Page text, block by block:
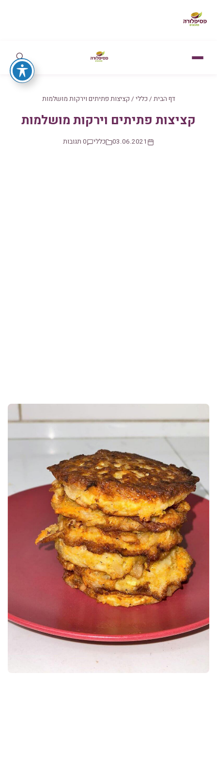
דף הבית / כללי / קציצות פתיתים וירקות מושלמות
קציצות פתיתים וירקות מושלמות
03.06.2021 כללי 0 תגובות